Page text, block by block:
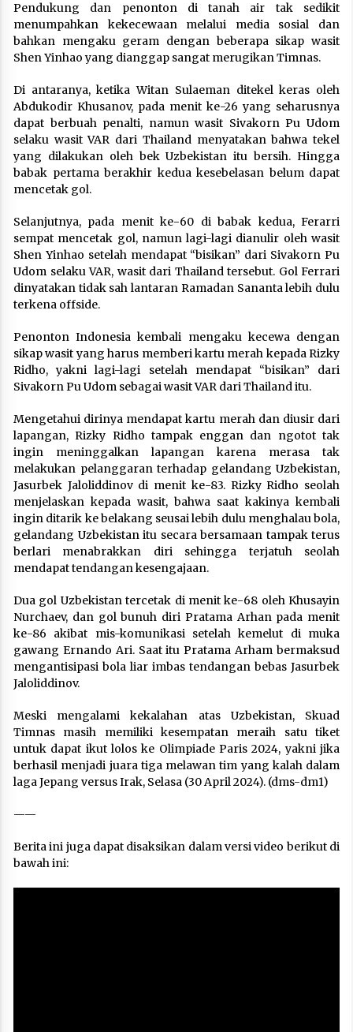
Pendukung dan penonton di tanah air tak sedikit
menumpahkan kekecewaan melalui media sosial dan
bahkan mengaku geram dengan beberapa sikap wasit
Shen Yinhao yang dianggap sangat merugikan Timnas.
Di antaranya, ketika Witan Sulaeman ditekel keras oleh
Abdukodir Khusanov, pada menit ke-26 yang seharusnya
dapat berbuah penalti, namun wasit Sivakorn Pu Udom
selaku wasit VAR dari Thailand menyatakan bahwa tekel
yang dilakukan oleh bek Uzbekistan itu bersih. Hingga
babak pertama berakhir kedua kesebelasan belum dapat
mencetak gol.
Selanjutnya, pada menit ke-60 di babak kedua, Ferarri
sempat mencetak gol, namun lagi-lagi dianulir oleh wasit
Shen Yinhao setelah mendapat “bisikan” dari Sivakorn Pu
Udom selaku VAR, wasit dari Thailand tersebut. Gol Ferrari
dinyatakan tidak sah lantaran Ramadan Sananta lebih dulu
terkena offside.
Penonton Indonesia kembali mengaku kecewa dengan
sikap wasit yang harus memberi kartu merah kepada Rizky
Ridho, yakni lagi-lagi setelah mendapat “bisikan” dari
Sivakorn Pu Udom sebagai wasit VAR dari Thailand itu.
Mengetahui dirinya mendapat kartu merah dan diusir dari
lapangan, Rizky Ridho tampak enggan dan ngotot tak
ingin meninggalkan lapangan karena merasa tak
melakukan pelanggaran terhadap gelandang Uzbekistan,
Jasurbek Jaloliddinov di menit ke-83. Rizky Ridho seolah
menjelaskan kepada wasit, bahwa saat kakinya kembali
ingin ditarik ke belakang seusai lebih dulu menghalau bola,
gelandang Uzbekistan itu secara bersamaan tampak terus
berlari menabrakkan diri sehingga terjatuh seolah
mendapat tendangan kesengajaan.
Dua gol Uzbekistan tercetak di menit ke-68 oleh Khusayin
Nurchaev, dan gol bunuh diri Pratama Arhan pada menit
ke-86 akibat mis-komunikasi setelah kemelut di muka
gawang Ernando Ari. Saat itu Pratama Arham bermaksud
mengantisipasi bola liar imbas tendangan bebas Jasurbek
Jaloliddinov.
Meski mengalami kekalahan atas Uzbekistan, Skuad
Timnas masih memiliki kesempatan meraih satu tiket
untuk dapat ikut lolos ke Olimpiade Paris 2024, yakni jika
berhasil menjadi juara tiga melawan tim yang kalah dalam
laga Jepang versus Irak, Selasa (30 April 2024). (dms-dm1)
——
Berita ini juga dapat disaksikan dalam versi video berikut di
bawah ini: